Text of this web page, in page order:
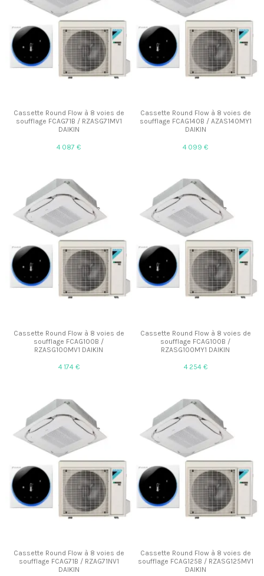
Cassette Round Flow à 8 voies de
soufflage FCAG71B / RZASG71MV1
DAIKIN
4 087 €
Cassette Round Flow à 8 voies de
soufflage FCAG140B / AZAS140MY1
DAIKIN
4 099 €
Cassette Round Flow à 8 voies de
soufflage FCAG100B /
RZASG100MV1 DAIKIN
4 174 €
Cassette Round Flow à 8 voies de
soufflage FCAG100B /
RZASG100MY1 DAIKIN
4 254 €
Cassette Round Flow à 8 voies de
soufflage FCAG71B / RZAG71NV1
DAIKIN
Cassette Round Flow à 8 voies de
soufflage FCAG125B / RZASG125MV1
DAIKIN